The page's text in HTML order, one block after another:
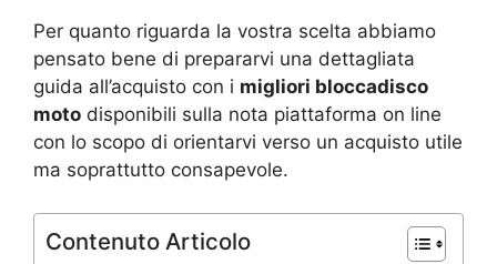
Per quanto riguarda la vostra scelta abbiamo
pensato bene di prepararvi una dettagliata
guida all’acquisto con i migliori bloccadisco
moto disponibili sulla nota piattaforma on line
con lo scopo di orientarvi verso un acquisto utile
ma soprattutto consapevole.
Contenuto Articolo